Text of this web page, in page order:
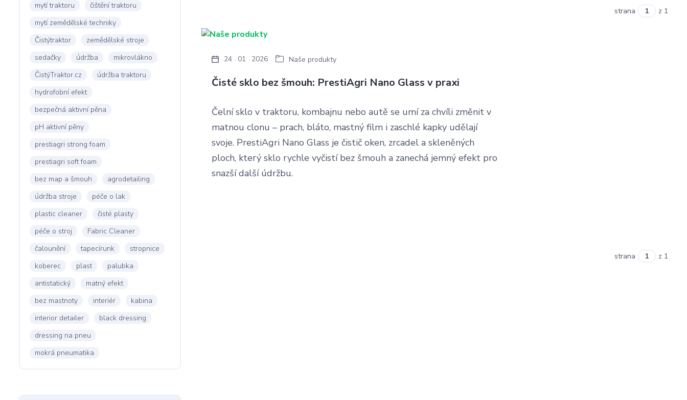
mytí traktoru
čištění traktoru
mytí zemědělské techniky
Čistýtraktor
zemědělské stroje
sedačky
údržba
mikrovlákno
ČistýTraktor.cz
údržba traktoru
hydrofobní efekt
bezpečná aktivní pěna
pH aktivní pěny
prestiagri strong foam
prestiagri soft foam
bez map a šmouh
agrodetailing
údržba stroje
péče o lak
plastic cleaner
čisté plasty
péče o stroj
Fabric Cleaner
čalounění
tapecírunk
stropnice
koberec
plast
palubka
antistatický
matný efekt
bez mastnoty
interiér
kabina
interior detailer
black dressing
dressing na pneu
mokrá pneumatika
strana z 1
Čisté sklo bez šmouh: PrestiAgri Nano Glass v praxi
24 01 2026 Naše produkty
Čelní sklo v traktoru, kombajnu nebo autě se umí za chvíli změnit v
matnou clonu – prach, bláto, mastný film i zaschlé kapky udělají
svoje. PrestiAgri Nano Glass je čistič oken, zrcadel a skleněných
ploch, který sklo rychle vyčistí bez šmouh a zanechá jemný efekt pro
snazší další údržbu.
strana z 1